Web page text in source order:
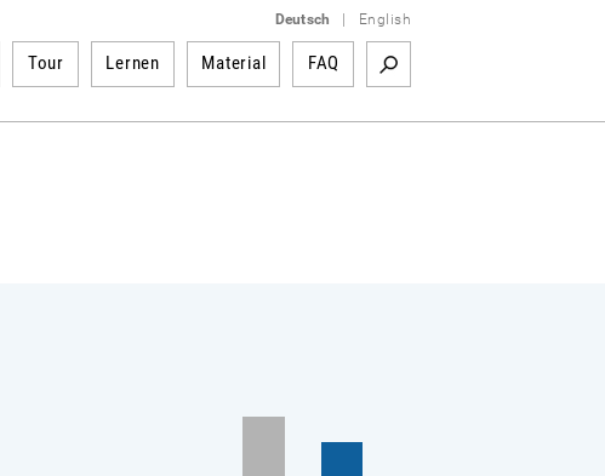
Deutsch English
Tour Lernen Material FAQ